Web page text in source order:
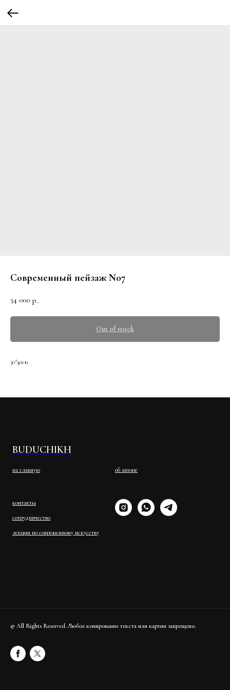
Современный пейзаж N07
34 000 р.
Out of stock
30*40см
BUDUCHIKH
на главную об авторе
контакты
сотрудничество
лекции по современному искусству
© All Rights Reserved. Любое копирование текста или картин запрещено.